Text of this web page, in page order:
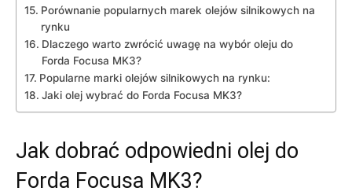
Porównanie popularnych⁢ marek olejów silnikowych na
rynku
Dlaczego warto zwrócić uwagę na ‌wybór oleju do
Forda Focusa MK3?
Popularne ⁣marki olejów silnikowych na rynku:
Jaki olej wybrać do ⁣Forda Focusa MK3?
Jak ⁤dobrać odpowiedni ⁣olej ​do
Forda Focusa MK3?